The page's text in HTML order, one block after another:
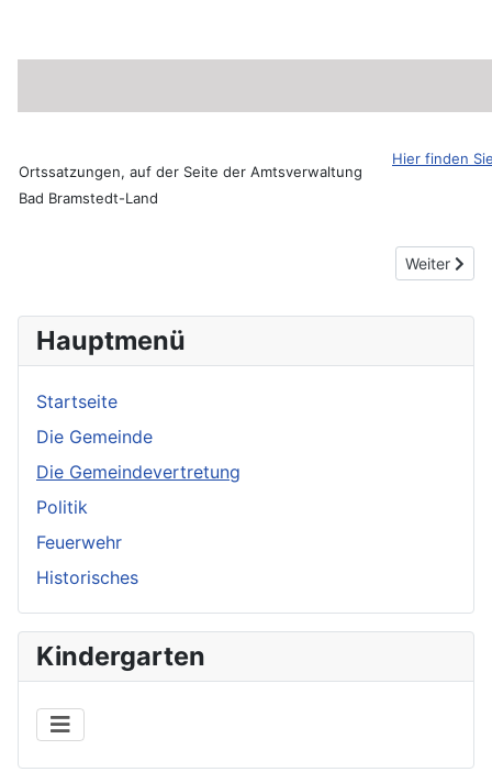
Ortssatzungen, auf der Seite der Amtsverwaltung
Bad Bramstedt-Land
Hier finden
Nächster
Weiter
Hauptmenü
Startseite
Die Gemeinde
Die Gemeindevertretung
Politik
Feuerwehr
Historisches
Kindergarten